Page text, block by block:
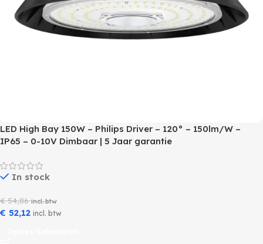
LED High Bay 150W – Philips Driver – 120° – 150lm/W –
IP65 – 0-10V Dimbaar | 5 Jaar garantie
In stock
€54,86 incl. btw
€ 52,12 incl. btw